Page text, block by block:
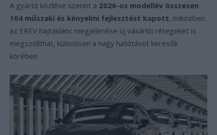
A gyártó közlése szerint a 2026-os modellév összesen
104 műszaki és kényelmi fejlesztést kapott, miközben
az EREV hajtáslánc megjelenése új vásárlói rétegeket is
megszólíthat, különösen a nagy hatótávot keresők
körében.